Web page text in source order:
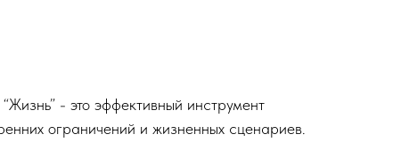
- это эффективный инструмент
ограничений и жизненных сценариев.